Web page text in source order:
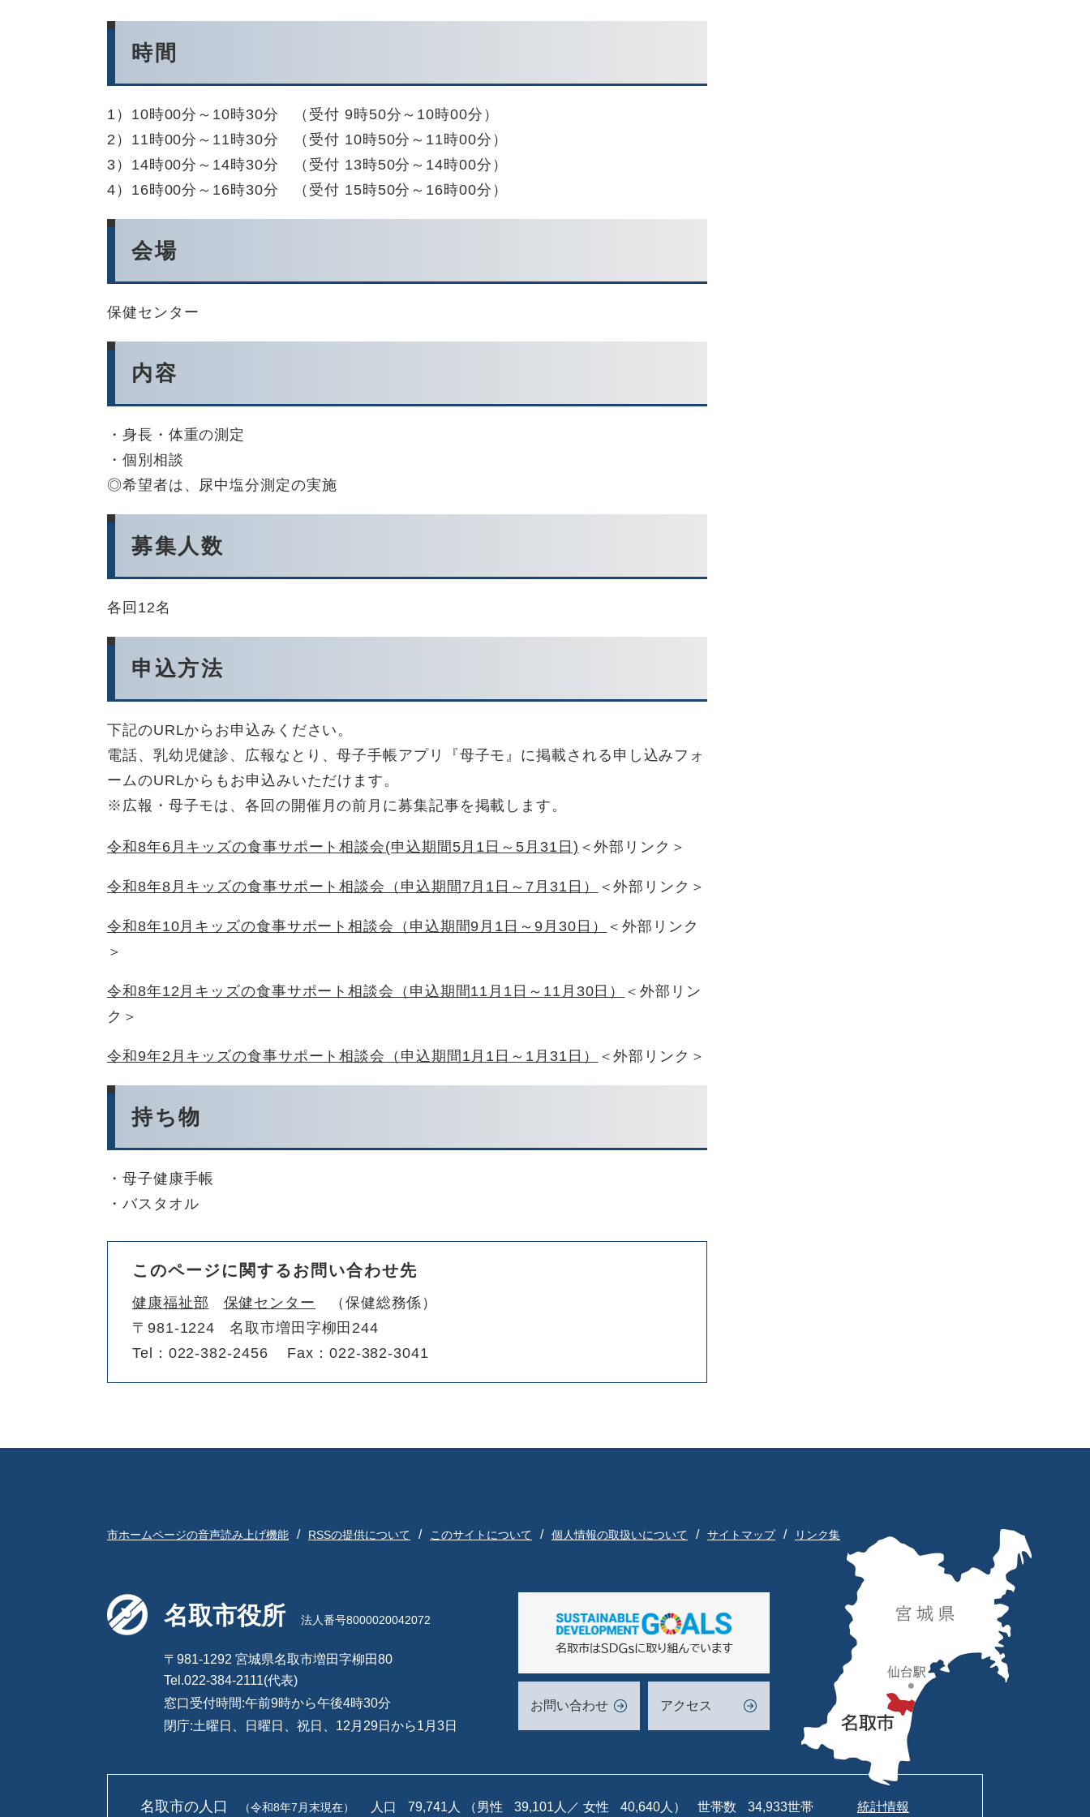
時間
1）10時00分～10時30分 （受付 9時50分～10時00分）
2）11時00分～11時30分 （受付 10時50分～11時00分）
3）14時00分～14時30分 （受付 13時50分～14時00分）
4）16時00分～16時30分 （受付 15時50分～16時00分）
会場
保健センター
内容
・身長・体重の測定
・個別相談
◎希望者は、尿中塩分測定の実施
募集人数
各回12名
申込方法
下記のURLからお申込みください。
電話、乳幼児健診、広報なとり、母子手帳アプリ『母子モ』に掲載される申し込みフォ
ームのURLからもお申込みいただけます。
※広報・母子モは、各回の開催月の前月に募集記事を掲載します。
令和8年6月キッズの食事サポート相談会(申込期間5月1日～5月31日) ＜外部リンク＞
令和8年8月キッズの食事サポート相談会（申込期間7月1日～7月31日） ＜外部リンク＞
令和8年10月キッズの食事サポート相談会（申込期間9月1日～9月30日）
＜外部リンク
＞
令和8年12月キッズの食事サポート相談会（申込期間11月1日～11月30日）
＜外部リン
ク＞
令和9年2月キッズの食事サポート相談会（申込期間1月1日～1月31日） ＜外部リンク＞
持ち物
・母子健康手帳
・バスタオル
このページに関するお問い合わせ先
健康福祉部 保健センター
保健総務係
〒981-1224
名取市増田字柳田244
Tel：022-382-2456
Fax：022-382-3041
市ホームページの音声読み上げ機能 RSSの提供について このサイトについて 個人情報の取扱いについて サイトマップ リンク集
名取市役所 法人番号8000020042072
〒981-1292 宮城県名取市増田字柳田80
Tel.022-384-2111(代表)
窓口受付時間:午前9時から午後4時30分
閉庁:土曜日、日曜日、祝日、12月29日から1月3日
お問い合わせ アクセス
名取市の人口 （令和8年7月末現在） 人口 79,741人 （男性 39,101人／ 女性 40,640人） 世帯数 34,933世帯 統計情報